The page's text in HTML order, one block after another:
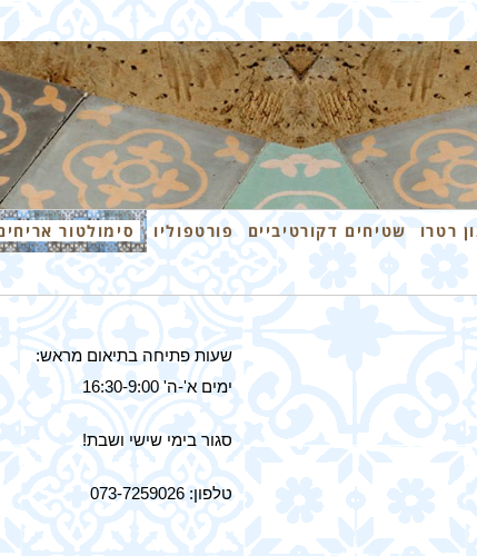
רטרו שטיחים דקורטיביים פורטפוליו סימולטור
שעות פתיחה בתיאום מראש:
ימים א'-ה' 16:30-9:00
סגור בימי שישי ושבת!
טלפון: 073-7259026